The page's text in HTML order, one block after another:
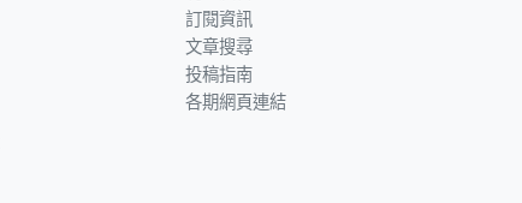
訂閱資訊
文章搜尋
投稿指南
各期網頁連結